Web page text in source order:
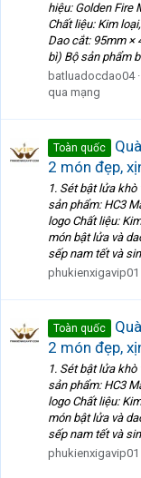
hiệu: Golden Fire
Chất liệu: Kim
Dao cắt: 95mm ×
bì) Bộ sản phẩm
batluadocdao04
qua mạng
Toàn quốc
2 món đẹp,
1. Sét bật lửa khò
sản phẩm: HC3
logo Chất liệu:
món bật lửa và
sếp nam tết và
phukienxigavip01
Toàn quốc
2 món đẹp,
1. Sét bật lửa khò
sản phẩm: HC3
logo Chất liệu:
món bật lửa và
sếp nam tết và
phukienxigavip01